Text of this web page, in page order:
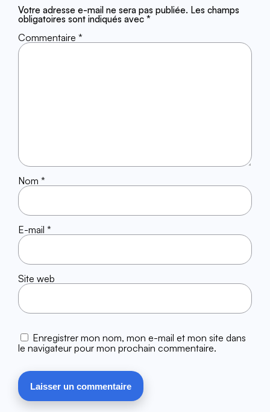
Votre adresse e-mail ne sera pas publiée. Les champs
obligatoires sont indiqués avec *
Commentaire *
Nom *
E-mail *
Site web
Enregistrer mon nom, mon e-mail et mon site dans
le navigateur pour mon prochain commentaire.